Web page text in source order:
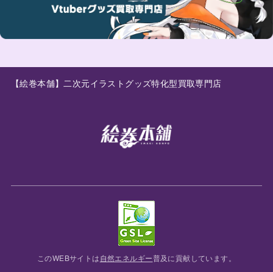
【絵巻本舗】二次元イラストグッズ特化型買取専門店
このWEBサイトは自然エネルギー普及に貢献しています。